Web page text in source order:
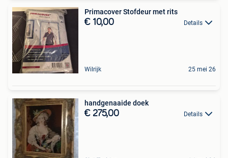
Primacover Stofdeur met rits
€ 10,00 Details
Wilrijk 25 mei 26
handgenaaide doek
€ 275,00 Details